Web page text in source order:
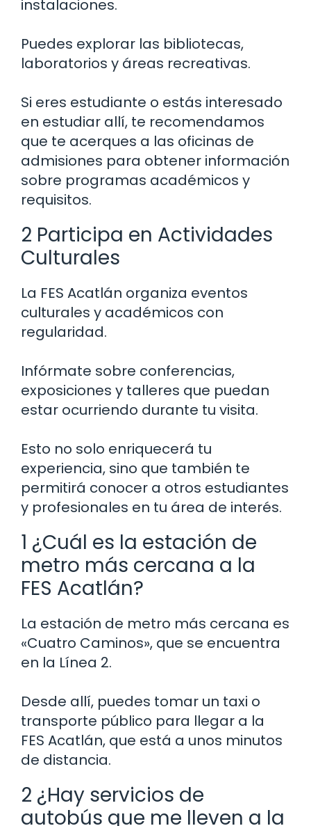
instalaciones.
Puedes explorar las bibliotecas,
laboratorios y áreas recreativas.
Si eres estudiante o estás interesado
en estudiar allí, te recomendamos
que te acerques a las oficinas de
admisiones para obtener información
sobre programas académicos y
requisitos.
2 Participa en Actividades
Culturales
La FES Acatlán organiza eventos
culturales y académicos con
regularidad.
Infórmate sobre conferencias,
exposiciones y talleres que puedan
estar ocurriendo durante tu visita.
Esto no solo enriquecerá tu
experiencia, sino que también te
permitirá conocer a otros estudiantes
y profesionales en tu área de interés.
1 ¿Cuál es la estación de
metro más cercana a la
FES Acatlán?
La estación de metro más cercana es
«Cuatro Caminos», que se encuentra
en la Línea 2.
Desde allí, puedes tomar un taxi o
transporte público para llegar a la
FES Acatlán, que está a unos minutos
de distancia.
2 ¿Hay servicios de
autobús que me lleven a la